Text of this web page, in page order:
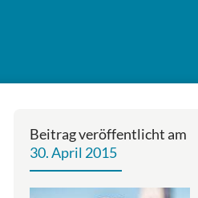
Beitrag veröffentlicht am
30. April 2015